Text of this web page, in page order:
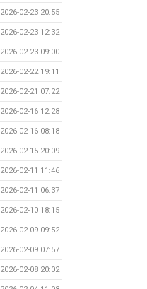
2026-02-23 20:55
2026-02-23 12:32
2026-02-23 09:00
2026-02-22 19:11
2026-02-21 07:22
2026-02-16 12:28
2026-02-16 08:18
2026-02-15 20:09
2026-02-11 11:46
2026-02-11 06:37
2026-02-10 18:15
2026-02-09 09:52
2026-02-09 07:57
2026-02-08 20:02